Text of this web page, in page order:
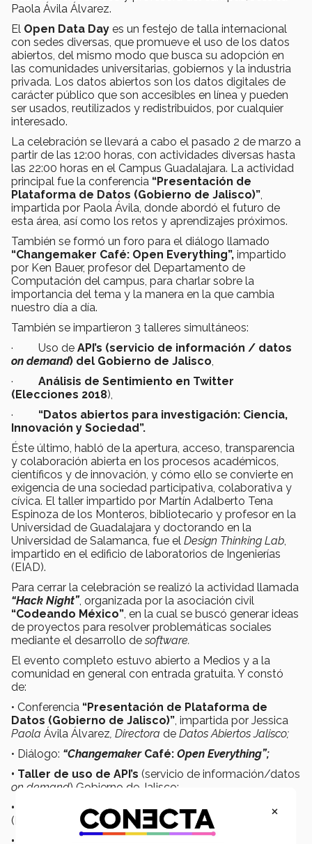
Paola Ávila Álvarez.
El Open Data Day es un festejo de talla internacional
con sedes diversas, que promueve el uso de los datos
abiertos, del mismo modo que busca su adopción en
las comunidades universitarias, gobiernos y la industria
privada. Los datos abiertos son los datos digitales de
carácter público que son accesibles en línea y pueden
ser usados, reutilizados y redistribuidos, por cualquier
interesado.
La celebración se llevará a cabo el pasado 2 de marzo a
partir de las 12:00 horas, con actividades diversas hasta
las 22:00 horas en el Campus Guadalajara. La actividad
principal fue la conferencia “Presentación de
Plataforma de Datos (Gobierno de Jalisco)”
impartida por Paola Ávila, donde abordó el futuro de
esta área, así como los retos y aprendizajes próximos.
También se formó un foro para el diálogo llamado
“Changemaker Café: Open Everything”, impartido
por Ken Bauer, profesor del Departamento de
Computación del campus, para charlar sobre la
importancia del tema y la manera en la que cambia
nuestro día a día.
También se impartieron 3 talleres simultáneos:
· Uso de API’s (servicio de información / datos
on demand) del Gobierno de Jalisco
· Análisis de Sentimiento en Twitter
(Elecciones 2018),
· “Datos abiertos para investigación: Ciencia,
Innovación y Sociedad”.
Éste último, habló de la apertura, acceso, transparencia
y colaboración abierta en los procesos académicos,
científicos y de innovación, y cómo ello se convierte en
exigencia de una sociedad participativa, colaborativa y
cívica. El taller impartido por Martín Adalberto Tena
Espinoza de los Monteros, bibliotecario y profesor en la
Universidad de Guadalajara y doctorando en la
Universidad de Salamanca, fue el Design Thinking Lab
impartido en el edificio de laboratorios de Ingenierías
(EIAD).
Para cerrar la celebración se realizó la actividad llamada
“Hack Night”, organizada por la asociación civil
“Codeando México” , en la cual se buscó generar ideas
de proyectos para resolver problemáticas sociales
mediante el desarrollo desoftware.
El evento completo estuvo abierto a Medios y a la
comunidad en general con entrada gratuita. Y constó
de:
• Conferencia “Presentación de Plataforma de
Datos (Gobierno de Jalisco)” , impartida por Jessica
Paola Ávila Álvarez Directora de Datos Abiertos Jalisco;
• Diálogo: “Changemaker Café: Open Everything”;
• Taller de uso de API’s (servicio de información/datos
on demand) Gobierno de Jalisco;
•
Taller Análisis de Sentimientos en
(Elecciones 2018);
•
Taller “Datos abiertos de investigación: Ciencia,
×